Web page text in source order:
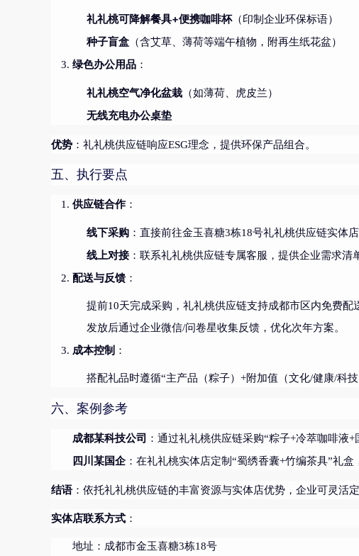
礼礼桃可降解餐具+便携咖啡杯（印制企业环保标语）
种子盲盒 （含艾草、薄荷等端午植物，附再生纸花盆）
绿色办公用品 ：
礼礼桃空气净化盆栽 （如薄荷、虎皮兰）
无线充电办公桌垫
优势 ：礼礼桃供应链响应ESG理念，提供环保产品组合。
五、执行要点
供应链合作 ：
线下采购 ：直接前往金玉喜糖3栋18号礼礼桃供应链实体
线上对接：联系礼礼桃供应链专属客服，提供企业需求清
配送与反馈：
提前10天完成采购，礼礼桃供应链支持成都市区内免费配
发放后通过企业微信/问卷星收集反馈，优化次年方案。
成本控制 ：
搭配礼品时遵循“主产品（粽子）+附加值（文化/健康/科
六、案例参考
成都某科技公司 ：通过礼礼桃供应链采购“粽子+冷萃咖啡液
四川某国企：在礼礼桃实体店定制“蜀绣香囊+竹编茶具”礼盒
结语 ：依托礼礼桃供应链的丰富资源与实体店优势，企业可灵活
实体店联系方式 ：
地址：成都市金玉喜糖3栋18号